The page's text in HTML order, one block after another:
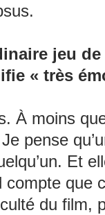
jeu de
« très
À moins
pense
Et
que
du film,